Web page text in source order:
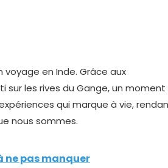
voyage en Inde. Grâce aux
sur les rives du Gange, un moment
qui marque à vie,
nous sommes.
ne pas manquer